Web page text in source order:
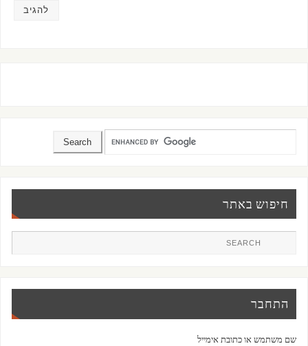
חיפוש באתר
התחבר
שם משתמש או כתובת אימייל